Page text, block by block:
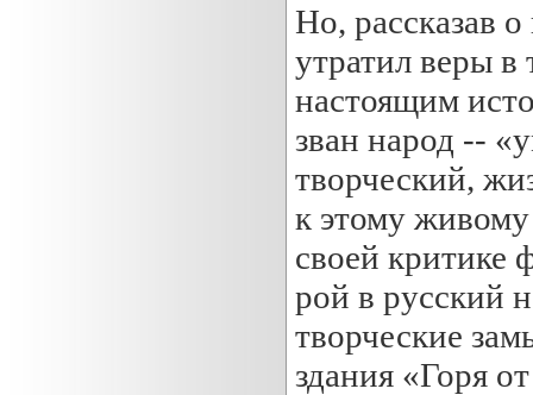
Но, рассказав
утратил веры
настоящим
зван народ --
творческий,
к этому
своей критике
рой в русский
творческие
здания «Горя